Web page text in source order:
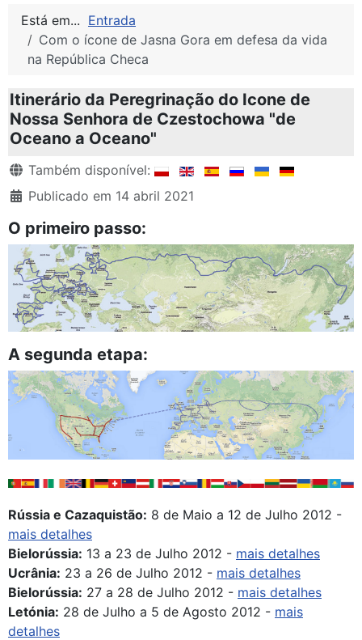
Está em... Entrada
Com o ícone de Jasna Gora em defesa da vida
na República Checa
Itinerário da Peregrinação do Icone de
Nossa Senhora de Czestochowa "de
Oceano a Oceano"
Detalhes
Também disponível:
Publicado em 14 abril 2021
O primeiro passo:
A segunda etapa:
Rússia e Cazaquistão: 8 de Maio a 12 de Julho 2012 -
mais detalhes
Bielorússia: 13 a 23 de Julho 2012 - mais detalhes
Ucrânia: 23 a 26 de Julho 2012 - mais detalhes
Bielorússia: 27 a 28 de Julho 2012 - mais detalhes
Letónia: 28 de Julho a 5 de Agosto 2012 - mais
detalhes